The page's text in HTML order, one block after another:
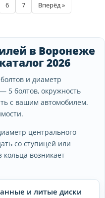
6 7 Вперёд »
в Воронеже
2026
и диаметр
5 болтов, окружность
с вашим автомобилем.
центрального
со ступицей или
кольца возникает
и литые диски